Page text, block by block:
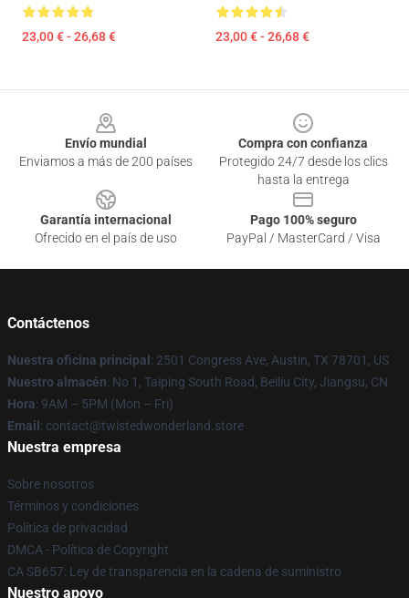
23,00 € - 26,68 € 23,00 € - 26,68 €
Envío mundial
Enviamos a más de 200 países
Compra con confianza
Protegido 24/7 desde los clics
hasta la entrega
Garantía internacional
Ofrecido en el país de uso
Pago 100% seguro
PayPal / MasterCard / Visa
Contáctenos
Nuestra oficina principal : 2501 Congress Ave, Austin, TX 78701, US
Nuestro almacén: No 1, Taiping South Road, Beiliu City, Jiangsu, CN
Hora: 9AM – 5PM (Mon – Fri)
Email : contact@twistedwonderland.store
Nuestra empresa
Sobre nosotros
Términos y condiciones
Política de privacidad
DMCA - Política de Copyright
CA SB657: Ley de transparencia en la cadena de suministro
Nuestro apoyo